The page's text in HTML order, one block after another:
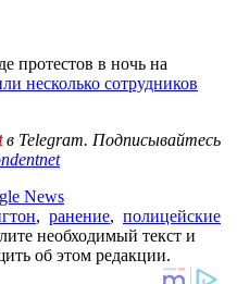
в ночь на
несколько сотрудников
в Telegram. Подписывайтесь
News
, ранение, полицейские
необходимый текст и
об этом редакции.